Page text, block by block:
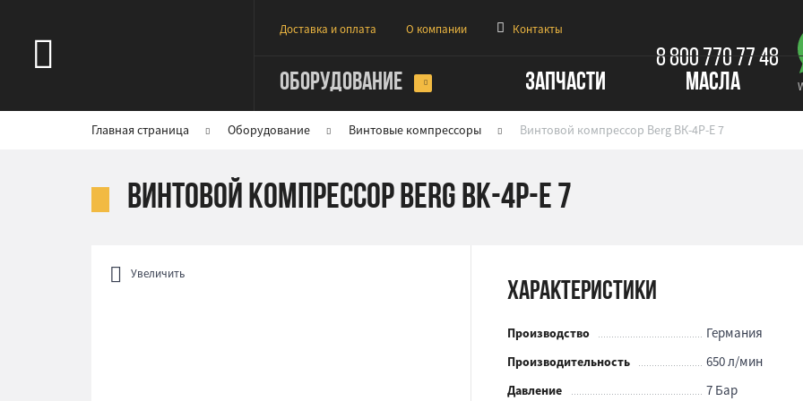
Доставка и оплата О компании Контакты
8 800 770 77 48
ОБОРУДОВАНИЕ ЗАПЧАСТИ МАСЛА
Главная страница Оборудование Винтовые компрессоры Винтовой компрессор Berg ВК-4Р-Е 7
Винтовой компрессор Berg ВК-4Р-Е 7
Увеличить
Характеристики
Производство Германия
Производительность 650 л/мин
Давление 7 Бар